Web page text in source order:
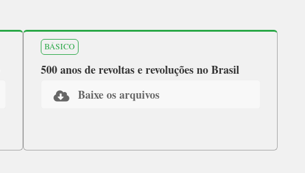
BÁSICO
500 anos de revoltas e revoluções no Brasil
Baixe os arquivos